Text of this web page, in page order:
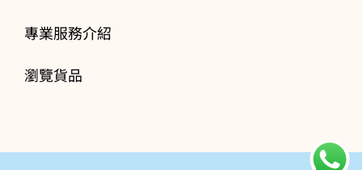
專業服務介紹
瀏覽貨品